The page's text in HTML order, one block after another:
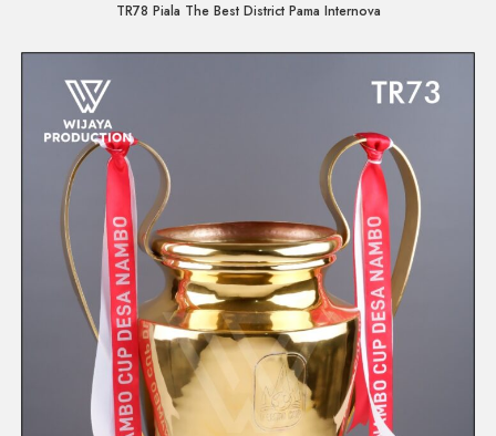
TR78 Piala The Best District Pama Internova